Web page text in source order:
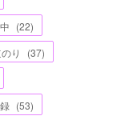
(22)
り
(37)
(53)